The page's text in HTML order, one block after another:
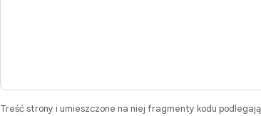
Treść strony i umieszczone na niej fragmenty kodu